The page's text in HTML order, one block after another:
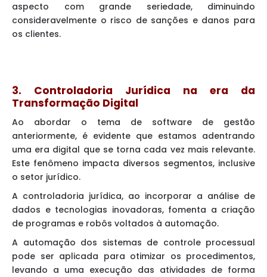
aspecto com grande seriedade, diminuindo
consideravelmente o risco de sanções e danos para
os clientes.
3. Controladoria Jurídica na era da
Transformação Digital
Ao abordar o tema de software de gestão
anteriormente, é evidente que estamos adentrando
uma era digital que se torna cada vez mais relevante.
Este fenômeno impacta diversos segmentos, inclusive
o setor jurídico.
A controladoria jurídica, ao incorporar a análise de
dados e tecnologias inovadoras, fomenta a criação
de programas e robôs voltados à automação.
A automação dos sistemas de controle processual
pode ser aplicada para otimizar os procedimentos,
levando a uma execução das atividades de forma